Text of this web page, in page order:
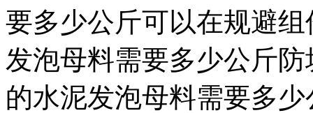
要多少公斤可以在规避
发泡母料需要多少公斤
的水泥发泡母料需要多